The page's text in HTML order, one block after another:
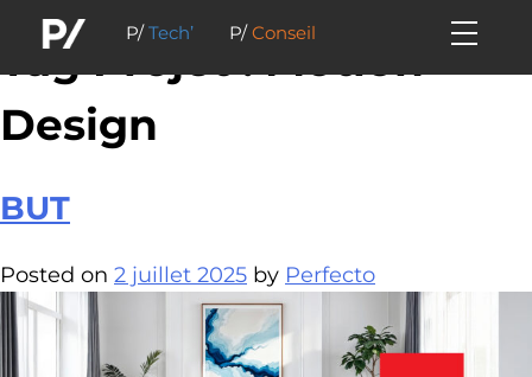
P/Tech’ P/Conseil
Tag Projet :Motion
Design
BUT
Posted on 2 juillet 2025 by Perfecto